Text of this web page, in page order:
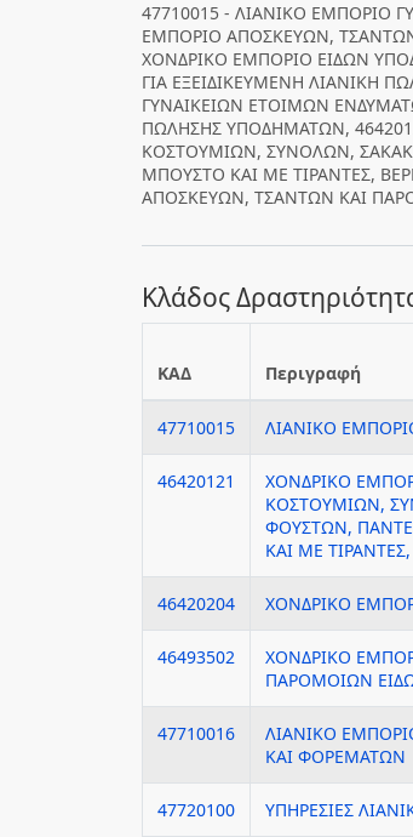
47710015 - ΛΙΑΝΙΚΟ ΕΜΠΟΡΙΟ
ΕΜΠΟΡΙΟ ΑΠΟΣΚΕΥΩΝ,
ΧΟΝΔΡΙΚΟ ΕΜΠΟΡΙΟ ΕΙΔΩΝ
ΓΙΑ ΕΞΕΙΔΙΚΕΥΜΕΝΗ ΛΙΑΝΙΚΗ
ΓΥΝΑΙΚΕΙΩΝ ΕΤΟΙΜΩΝ
ΠΩΛΗΣΗΣ ΥΠΟΔΗΜΑΤΩΝ,
ΚΟΣΤΟΥΜΙΩΝ, ΣΥΝΟΛΩΝ,
ΜΠΟΥΣΤΟ ΚΑΙ ΜΕ ΤΙΡΑΝΤΕΣ,
ΑΠΟΣΚΕΥΩΝ, ΤΣΑΝΤΩΝ ΚΑΙ
Κλάδος
ΚΑΔ Περιγραφή
47710015 ΛΙΑΝΙΚΟ
46420121
ΧΟΝΔΡΙΚΟ
ΚΟΣΤΟΥΜΙΩΝ,
ΦΟΥΣΤΩΝ,
ΚΑΙ ΜΕ
46420204 ΧΟΝΔΡΙΚΟ
46493502
ΧΟΝΔΡΙΚΟ
ΠΑΡΟΜΟΙΩΝ
47710016
ΛΙΑΝΙΚΟ
ΚΑΙ ΦΟΡΕΜΑΤΩΝ
47720100 ΥΠΗΡΕΣΙΕΣ